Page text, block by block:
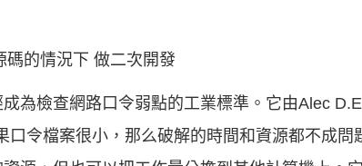
碼的情況下 做二次開發
為檢查網路口令弱點的工業標準。它由Alec
令檔案很小，那么破解的時間和資源都不成問